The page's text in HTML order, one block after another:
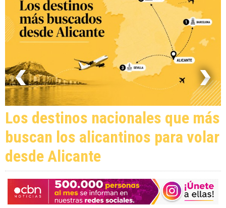
Los destinos nacionales que más
buscan los alicantinos para volar
desde Alicante